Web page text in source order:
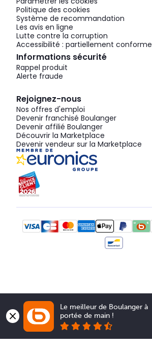
Politique des cookies
Système de recommandation
Les avis en ligne
Lutte contre la corruption
Accessibilité : partiellement conforme
Informations sécurité
Rappel produit
Alerte fraude
Rejoignez-nous
Nos offres d'emploi
Devenir franchisé Boulanger
Devenir affilié Boulanger
Découvrir la Marketplace
Devenir vendeur sur la Marketplace
Le meilleur de Boulanger à
portée de main !